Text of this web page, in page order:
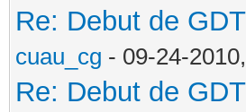
Re: Debut de
cuau_cg - 09-24-
Re: Debut de